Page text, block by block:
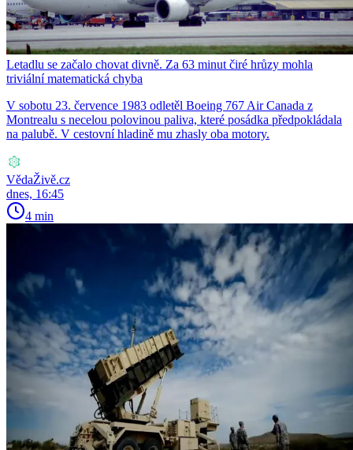
Letadlu se začalo chovat divně. Za 63 minut čiré hrůzy mohla
triviální matematická chyba
V sobotu 23. července 1983 odletěl Boeing 767 Air Canada z
Montrealu s necelou polovinou paliva, které posádka předpokládala
na palubě. V cestovní hladině mu zhasly oba motory.
VědaŽivě.cz
dnes, 16:45
4 min